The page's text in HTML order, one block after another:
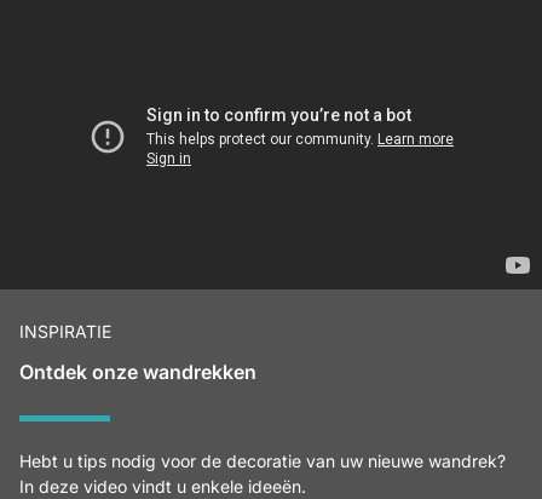
INSPIRATIE
Ontdek onze wandrekken
Hebt u tips nodig voor de decoratie van uw nieuwe wandrek?
In deze video vindt u enkele ideeën.